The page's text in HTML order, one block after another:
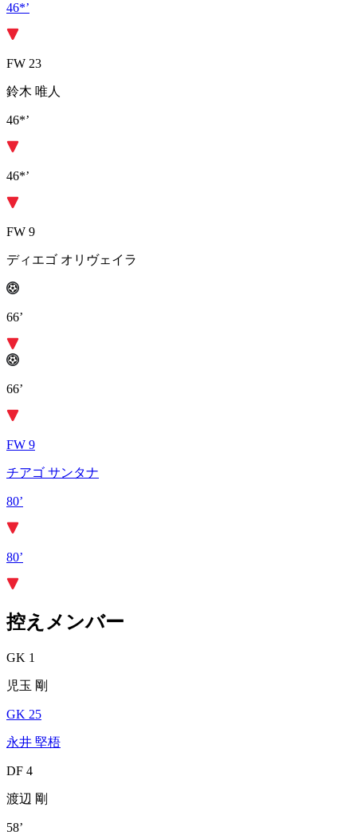
46*’
FW 23
鈴木 唯人
46*’
46*’
FW 9
ディエゴ オリヴェイラ
66’
66’
FW 9
チアゴ サンタナ
80’
80’
控えメンバー
GK 1
児玉 剛
GK 25
永井 堅梧
DF 4
渡辺 剛
58’